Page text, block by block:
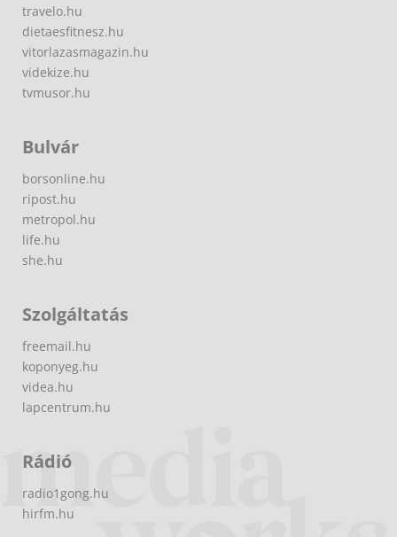
travelo.hu
dietaesfitnesz.hu
vitorlazasmagazin.hu
videkize.hu
tvmusor.hu
Bulvár
borsonline.hu
ripost.hu
metropol.hu
life.hu
she.hu
Szolgáltatás
freemail.hu
koponyeg.hu
videa.hu
lapcentrum.hu
Rádió
radio1gong.hu
hirfm.hu